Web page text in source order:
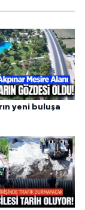
yeni buluşa